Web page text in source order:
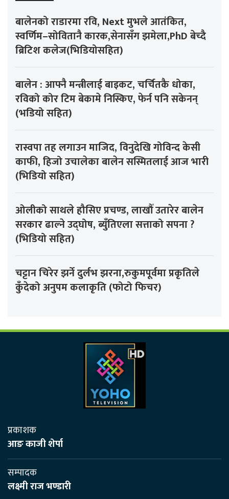
बालेनको राडारमा रवि, Next मुभले आतंकित,
स्वर्णिम–सोवितानै कारक,सेनासँग झमेला,PhD बेच्दै
ब्रिटिश कलेज(भिडियोसहित)
बालेन : आफ्नै मन्त्रीलाई बाइकट, चर्चितकै धोका,
रविको कोर टिम बेकामे निस्किए, फेर्न पनि सकेनन्
(भडियो सहित)
रास्वपा तह लगाउन माजिद, विनुदेखि गोविन्द केसी
काफी, हिजो उचालेका बालेन सस्मितलाई आज भारी
(भिडियो सहित)
ओलीको साथले हौसिए प्रचण्ड, लाखौँ उतारेर बालेन
सरकार ढाल्ने उद्घोष, ब्युँतिएला सत्ताको सपना ?
(भिडियो सहित)
चट्टान चिरेर झर्ने दुर्लभ झरना,रुकुमपूर्वमा प्रकृतिले
कुँदेको अनुपम कलाकृति (फोटो फिचर)
प्रकाशक
आङ काजी शेर्पा
सम्पादक
लक्ष्मी राज भण्डारी